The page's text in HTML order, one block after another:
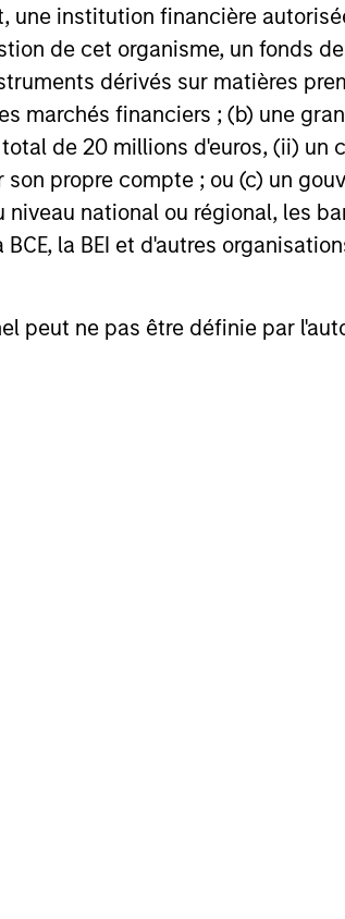
institution financière
de cet organisme, un fonds
dérivés sur matières
marchés financiers ; (b) une
de 20 millions d'euros, (ii)
propre compte ; ou (c) un
national ou régional, les
la BEI et d'autres
peut ne pas être définie par